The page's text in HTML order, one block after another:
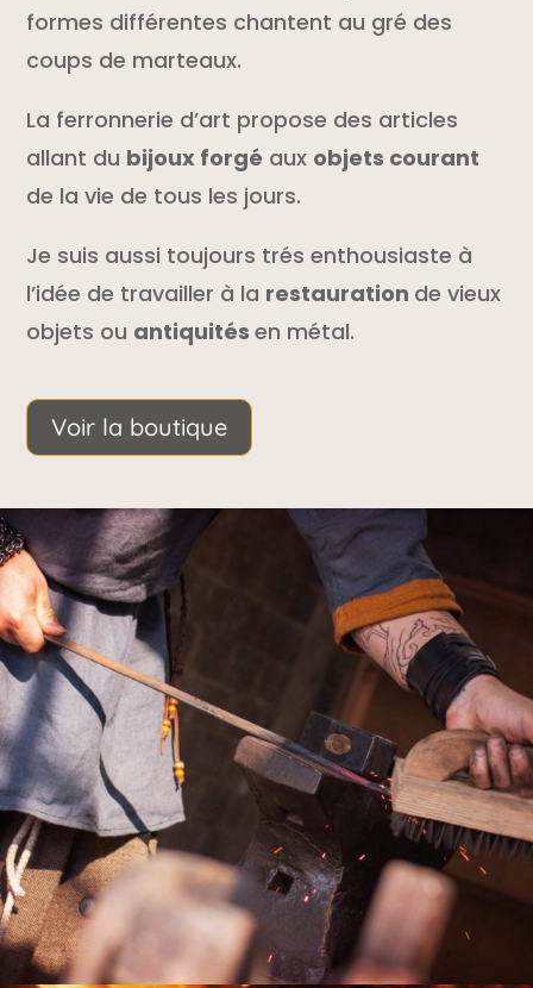
formes différentes chantent au gré des
coups de marteaux.
La ferronnerie d’art propose des articles
allant du bijoux forgé aux objets courant
de la vie de tous les jours.
Je suis aussi toujours trés enthousiaste à
l’idée de travailler à la restauration de vieux
objets ou antiquitésen métal.
Voir la boutique